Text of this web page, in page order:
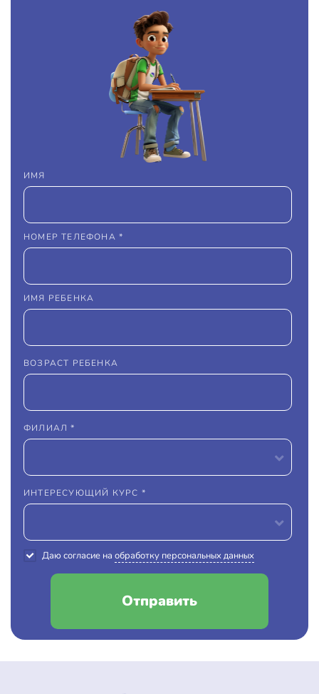
ИМЯ
НОМЕР ТЕЛЕФОНА *
ИМЯ РЕБЕНКА
ВОЗРАСТ РЕБЕНКА
ФИЛИАЛ *
ИНТЕРЕСУЮЩИЙ КУРС *
Даю согласие на обработку персональных данных
Отправить